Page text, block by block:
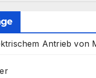
Antrieb von